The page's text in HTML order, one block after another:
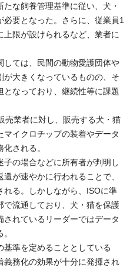
な飼養管理基準に従い、犬・
要となった。さらに、従業員1
上限が設けられるなど、業者に
しては、民間の動物愛護団体や
大きくなっているものの、そ
なっており、継続性等に課題
売業者に対し、販売する犬・猫
イクロチップの装着やデータ
される。
の場合などに所有者が判明し
が速やかに行われることで、
る。しかしながら、ISOに準
流通しており、犬・猫を保護
されているリーダーではデータ
基準を定めることとしている
務化の効果が十分に発揮され